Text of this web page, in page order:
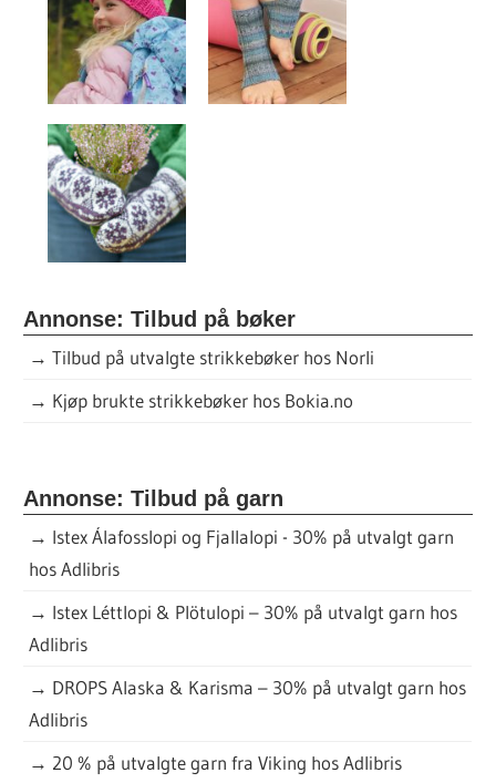
Annonse: Tilbud på bøker
→Tilbud på utvalgte strikkebøker hos Norli
→ Kjøp brukte strikkebøker hos Bokia.no
Annonse: Tilbud på garn
→ Istex Álafosslopi og Fjallalopi - 30% på utvalgt garn
hos Adlibris
→ Istex Léttlopi & Plötulopi – 30% på utvalgt garn hos
Adlibris
→ DROPS Alaska & Karisma – 30% på utvalgt garn hos
Adlibris
→ 20 % på utvalgte garn fra Viking hos Adlibris